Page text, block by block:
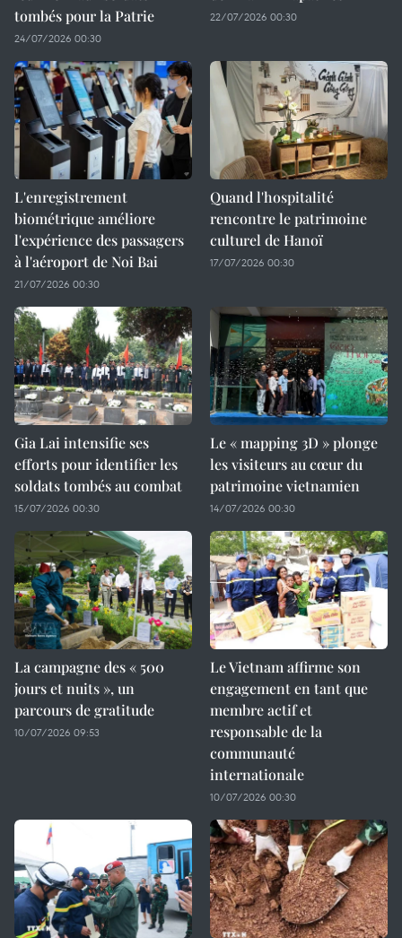
tombés pour la Patrie
24/07/2026 00:30
22/07/2026 00:30
L'enregistrement
biométrique améliore
l'expérience des passagers
à l'aéroport de Noi Bai
21/07/2026 00:30
Quand l'hospitalité
rencontre le patrimoine
culturel de Hanoï
17/07/2026 00:30
Gia Lai intensifie ses
efforts pour identifier les
soldats tombés au combat
15/07/2026 00:30
Le « mapping 3D » plonge
les visiteurs au cœur du
patrimoine vietnamien
14/07/2026 00:30
La campagne des « 500
jours et nuits », un
parcours de gratitude
10/07/2026 09:53
Le Vietnam affirme son
engagement en tant que
membre actif et
responsable de la
communauté
internationale
10/07/2026 00:30